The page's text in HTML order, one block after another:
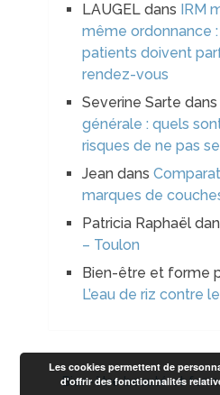
LAUGELdans
IRM
même ordonnance
patients doivent
rendez-vous
Severine Sarte dans
générale : quels
risques de ne pas
Jeandans
marques de
Patricia Raphaël
– Toulon
Bien-être et forme
L’eau de riz contre
Bien-être beauté et
Les cookies permettent de
d'offrir des fonctionnalités